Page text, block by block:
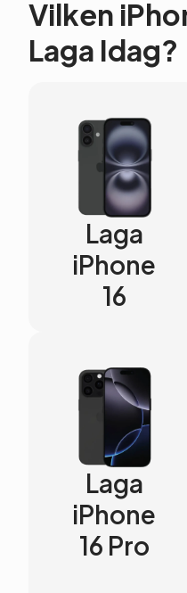
Vilken
Laga Idag?
Laga
iPhone
16
Laga
iPhone
16 Pro